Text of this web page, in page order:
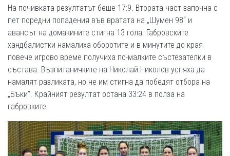
На почивката резултатът беше 17:9. Втората част започна с
пет поредни попадения във вратата на „Шумен 98“ и
авансът на домакините стигна 13 гола. Габровските
хандбалистки намалиха оборотите и в минутите до края
повече игрово време получиха по-малките състезателки в
състава. Възпитаничките на Николай Николов успяха да
намалят разликата, но не им стигна да победят отбора на
„Бъки”. Крайният резултат остана 33:24 в полза на
габровките.